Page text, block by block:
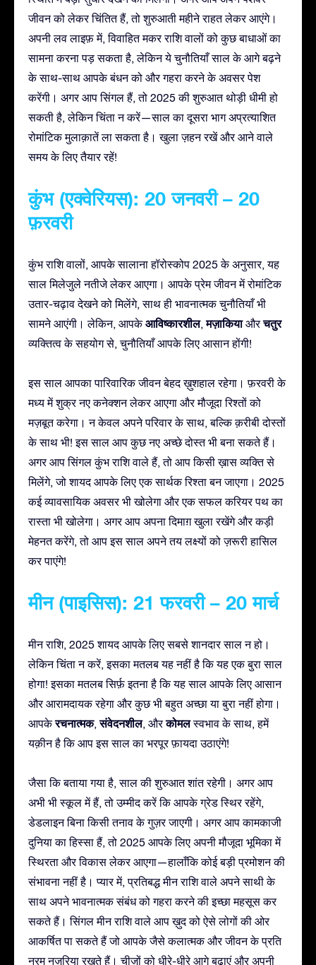
जीवन को लेकर चिंतित हैं, तो शुरुआती महीने राहत लेकर आएंगे।
अपनी लव लाइफ़ में, विवाहित मकर राशि वालों को कुछ बाधाओं का
सामना करना पड़ सकता है, लेकिन ये चुनौतियाँ साल के आगे बढ़ने
के साथ-साथ आपके बंधन को और गहरा करने के अवसर पेश
करेंगी। अगर आप सिंगल हैं, तो 2025 की शुरुआत थोड़ी धीमी हो
सकती है, लेकिन चिंता न करें—साल का दूसरा भाग अप्रत्याशित
रोमांटिक मुलाक़ातें ला सकता है। खुला ज़हन रखें और आने वाले
समय के लिए तैयार रहें!
कुंभ (एक्वेरियस): 20 जनवरी – 20
फ़रवरी
कुंभ राशि वालों, आपके सालाना हॉरोस्कोप 2025 के अनुसार, यह
साल मिलेजुले नतीजे लेकर आएगा। आपके प्रेम जीवन में रोमांटिक
उतार-चढ़ाव देखने को मिलेंगे, साथ ही भावनात्मक चुनौतियाँ भी
सामने आएंगी। लेकिन, आपकेआविष्कारशील,मज़ाकियाऔरचतुर
व्यक्तित्व के सहयोग से, चुनौतियाँ आपके लिए आसान होंगी!
इस साल आपका पारिवारिक जीवन बेहद ख़ुशहाल रहेगा। फ़रवरी के
मध्य में शुक्र नए कनेक्शन लेकर आएगा और मौजूदा रिश्तों को
मज़बूत करेगा। न केवल अपने परिवार के साथ, बल्कि क़रीबी दोस्तों
के साथ भी! इस साल आप कुछ नए अच्छे दोस्त भी बना सकते हैं।
अगर आप सिंगल कुंभ राशि वाले हैं, तो आप किसी ख़ास व्यक्ति से
मिलेंगे, जो शायद आपके लिए एक सार्थक रिश्ता बन जाएगा। 2025
कई व्यावसायिक अवसर भी खोलेगा और एक सफल करियर पथ का
रास्ता भी खोलेगा। अगर आप अपना दिमाग़ खुला रखेंगे और कड़ी
मेहनत करेंगे, तो आप इस साल अपने तय लक्ष्यों को ज़रूरी हासिल
कर पाएंगे!
मीन (पाइसिस): 21 फरवरी – 20 मार्च
मीन राशि, 2025 शायद आपके लिए सबसे शानदार साल न हो।
लेकिन चिंता न करें, इसका मतलब यह नहीं है कि यह एक बुरा साल
होगा! इसका मतलब सिर्फ़ इतना है कि यह साल आपके लिए आसान
और आरामदायक रहेगा और कुछ भी बहुत अच्छा या बुरा नहीं होगा।
आपकेरचनात्मक,संवेदनशील, औरकोमलस्वभाव के साथ, हमें
यक़ीन है कि आप इस साल का भरपूर फ़ायदा उठाएंगे!
जैसा कि बताया गया है, साल की शुरुआत शांत रहेगी। अगर आप
अभी भी स्कूल में हैं, तो उम्मीद करें कि आपके ग्रेड स्थिर रहेंगे,
डेडलाइन बिना किसी तनाव के गुज़र जाएगी। अगर आप कामकाजी
दुनिया का हिस्सा हैं, तो 2025 आपके लिए अपनी मौजूदा भूमिका में
स्थिरता और विकास लेकर आएगा—हालाँकि कोई बड़ी प्रमोशन की
संभावना नहीं है। प्यार में, प्रतिबद्ध मीन राशि वाले अपने साथी के
साथ अपने भावनात्मक संबंध को गहरा करने की इच्छा महसूस कर
सकते हैं। सिंगल मीन राशि वाले आप ख़ुद को ऐसे लोगों की ओर
आकर्षित पा सकते हैं जो आपके जैसे कलात्मक और जीवन के प्रति
नरम नज़रिया रखते हैं। चीज़ों को धीरे-धीरे आगे बढ़ाएं और अपनी